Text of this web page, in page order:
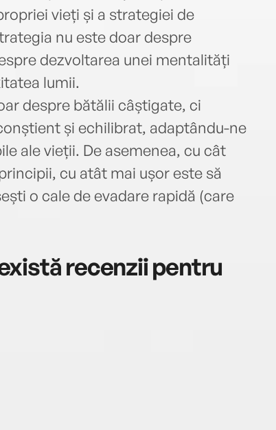
vieți și a strategiei de
nu este doar despre
dezvoltarea unei mentalități
lumii.
despre bătălii câștigate, ci
și echilibrat, adaptându-ne
ale vieții. De asemenea, cu cât
cu atât mai ușor este să
o cale de evadare rapidă (care
recenzii pentru